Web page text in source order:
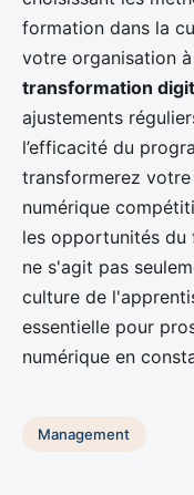
formation dans la
votre organisation
transformation
ajustements
l’efficacité du
transformerez
numérique
les opportunités du
ne s'agit pas
culture de
essentielle pour
numérique en
Management